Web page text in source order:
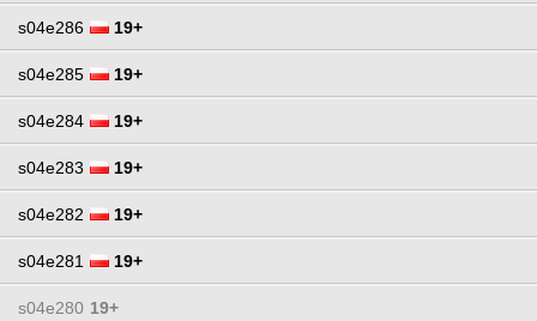
s04e286 19+
s04e285 19+
s04e284 19+
s04e283 19+
s04e282 19+
s04e281 19+
s04e280 19+